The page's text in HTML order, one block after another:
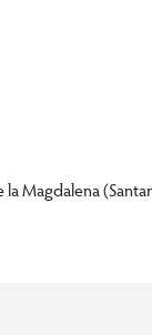
Magdalena